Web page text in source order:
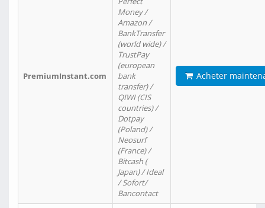
PremiumInstant.com
Money /
Amazon /
BankTransfer
(world wide) /
TrustPay
(european
bank
transfer) /
QIWI (CIS
countries) /
Dotpay
(Poland) /
Neosurf
(France) /
Bitcash (
Japan) / Ideal
/ Sofort/
Bancontact
Acheter